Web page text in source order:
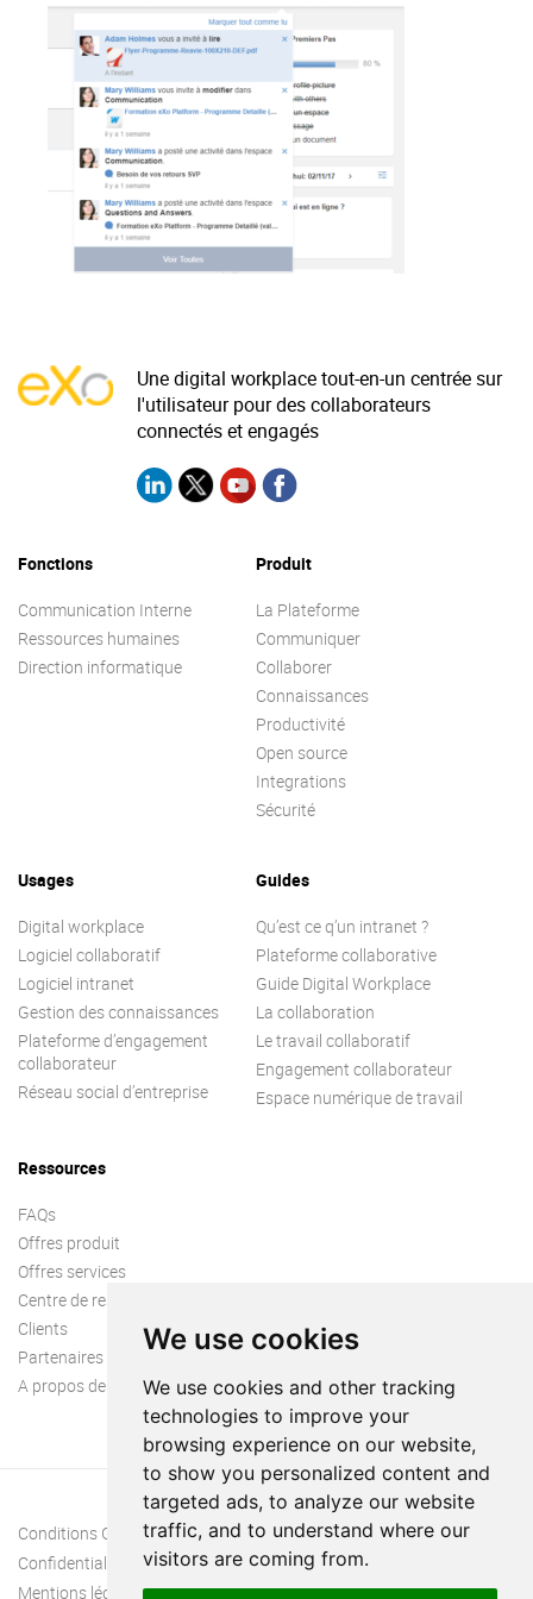
We use cookies
We use cookies and other tracking
technologies to improve your
browsing experience on our website,
to show you personalized content and
targeted ads, to analyze our website
traffic, and to understand where our
visitors are coming from.
La Plateforme
Pourquoi eXo
Internationalisation
Mobile
No code
Intégrations
IA maitrisée
Open source
Offre Enterprise
Offre Professionnelle
A propos d’eXo
Centre de ressources
Une digital workplace tout-en-un centrée sur
l'utilisateur pour des collaborateurs
connectés et engagés
Fonctions
Communication Interne
Ressources humaines
Direction informatique
Produit
La Plateforme
Communiquer
Collaborer
Connaissances
Productivité
Open source
Integrations
Sécurité
Usages
Digital workplace
Logiciel collaboratif
Logiciel intranet
Gestion des connaissances
Plateforme d’engagement
collaborateur
Réseau social d’entreprise
Guides
Qu’est ce q’un intranet ?
Plateforme collaborative
Guide Digital Workplace
La collaboration
Le travail collaboratif
Engagement collaborateur
Espace numérique de travail
Ressources
FAQs
Offres produit
Offres services
Centre de ressources
Clients
Partenaires
A propos de nous
Conditions Générales
Confidentialité
Mentions légales